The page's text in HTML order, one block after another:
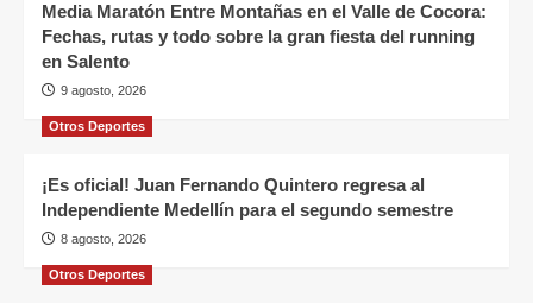
Media Maratón Entre Montañas en el Valle de Cocora:
Fechas, rutas y todo sobre la gran fiesta del running
en Salento
9 agosto, 2026
Otros Deportes
¡Es oficial! Juan Fernando Quintero regresa al
Independiente Medellín para el segundo semestre
8 agosto, 2026
Otros Deportes